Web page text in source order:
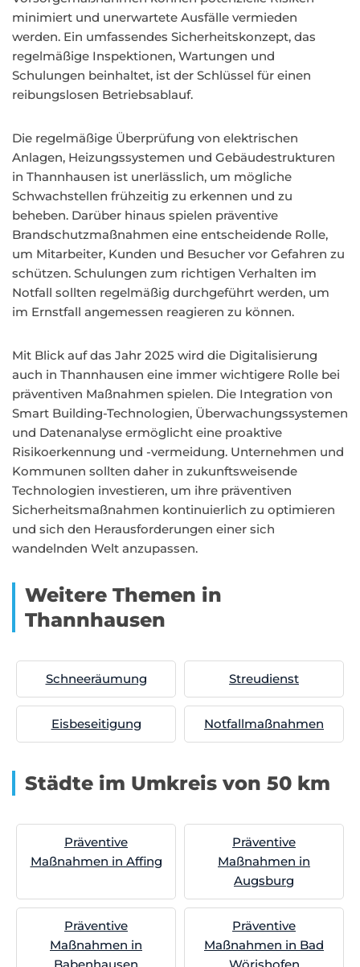
minimiert und unerwartete Ausfälle vermieden
werden. Ein umfassendes Sicherheitskonzept, das
regelmäßige Inspektionen, Wartungen und
Schulungen beinhaltet, ist der Schlüssel für einen
reibungslosen Betriebsablauf.
Die regelmäßige Überprüfung von elektrischen
Anlagen, Heizungssystemen und Gebäudestrukturen
in Thannhausen ist unerlässlich, um mögliche
Schwachstellen frühzeitig zu erkennen und zu
beheben. Darüber hinaus spielen präventive
Brandschutzmaßnahmen eine entscheidende Rolle,
um Mitarbeiter, Kunden und Besucher vor Gefahren zu
schützen. Schulungen zum richtigen Verhalten im
Notfall sollten regelmäßig durchgeführt werden, um
im Ernstfall angemessen reagieren zu können.
Mit Blick auf das Jahr 2025 wird die Digitalisierung
auch in Thannhausen eine immer wichtigere Rolle bei
präventiven Maßnahmen spielen. Die Integration von
Smart Building-Technologien, Überwachungssystemen
und Datenanalyse ermöglicht eine proaktive
Risikoerkennung und -vermeidung. Unternehmen und
Kommunen sollten daher in zukunftsweisende
Technologien investieren, um ihre präventiven
Sicherheitsmaßnahmen kontinuierlich zu optimieren
und sich den Herausforderungen einer sich
wandelnden Welt anzupassen.
Weitere Themen in
Thannhausen
Schneeräumung Streudienst
Eisbeseitigung Notfallmaßnahmen
Städte im Umkreis von 50 km
Präventive
Maßnahmen in Affing
Präventive
Maßnahmen in
Augsburg
Präventive
Maßnahmen in
Präventive
Maßnahmen in Bad